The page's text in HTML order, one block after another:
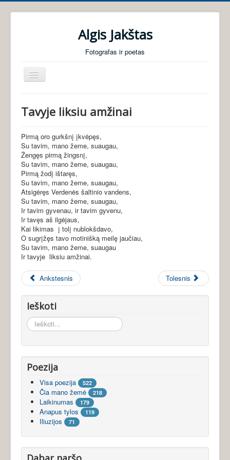
Algis Jakštas
Fotografas ir poetas
Perjungti
navigaciją
Foto galerijos
Poezija
Audio knygos
Apie mane
Tavyje liksiu amžinai
Pirmą oro gurkšnį įkvėpęs,
Su tavim, mano žeme, suaugau,
Žengęs pirmą žingsnį,
Su tavim, mano žeme, suaugau,
Pirmą žodį ištaręs,
Su tavim, mano žeme, suaugau,
Atsigėręs Verdenės šaltinio vandens,
Su tavim, mano žeme, suaugau,
Ir tavim gyvenau, ir tavim gyvenu,
Ir tavęs aš ilgėjaus,
Kai likimas į tolį nublokšdavo,
O sugrįžęs tavo motinišką meilę jaučiau,
Su tavim, mano žeme, suaugau
Ir tavyje liksiu amžinai.
Ankstesnis Tolesnis
Ieškoti
Ieškoti...
Poezija
Visa poezija 522
Čia mano žemė 218
Laikinumas 179
Anapus tylos 119
Iliuzijos 71